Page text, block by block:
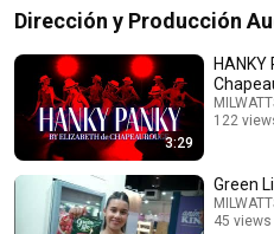
Dirección y Producción
3:29
HANKY
122
Green
45 views